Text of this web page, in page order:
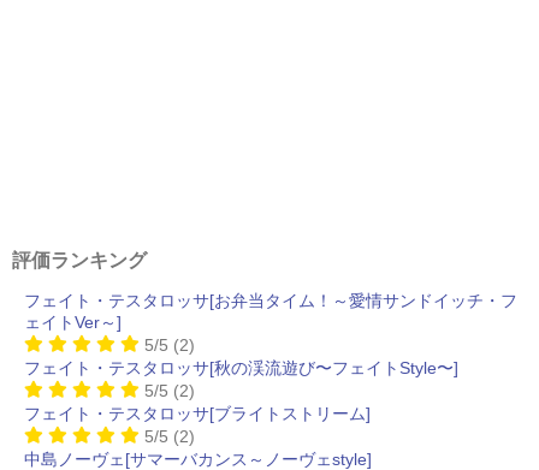
評価ランキング
フェイト・テスタロッサ[お弁当タイム！～愛情サンドイッチ・フ
ェイトVer～]
5/5 (2)
フェイト・テスタロッサ[秋の渓流遊び〜フェイトStyle〜]
5/5 (2)
フェイト・テスタロッサ[ブライトストリーム]
5/5 (2)
中島ノーヴェ[サマーバカンス～ノーヴェstyle]